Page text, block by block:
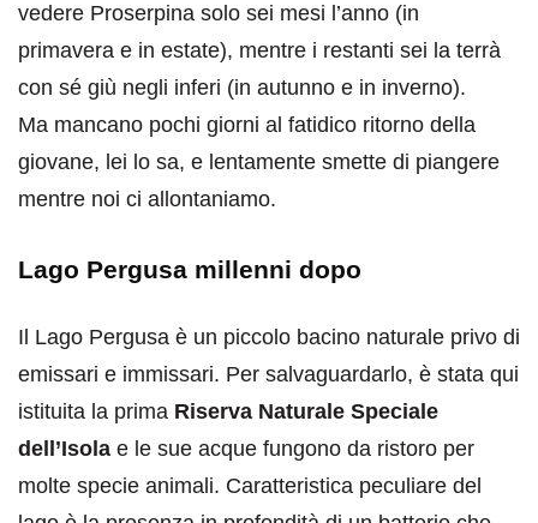
vedere Proserpina solo sei mesi l’anno (in
primavera e in estate), mentre i restanti sei la terrà
con sé giù negli inferi (in autunno e in inverno).
Ma mancano pochi giorni al fatidico ritorno della
giovane, lei lo sa, e lentamente smette di piangere
mentre noi ci allontaniamo.
Lago Pergusa millenni dopo
Il Lago Pergusa è un piccolo bacino naturale privo di
emissari e immissari. Per salvaguardarlo, è stata qui
istituita la prima Riserva Naturale Speciale
dell’Isola e le sue acque fungono da ristoro per
molte specie animali. Caratteristica peculiare del